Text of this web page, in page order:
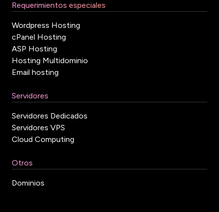
Requerimientos especiales
Wordpress Hosting
cPanel Hosting
ASP Hosting
Hosting Multidominio
Email hosting
Servidores
Servidores Dedicados
Servidores VPS
Cloud Computing
Otros
Dominios